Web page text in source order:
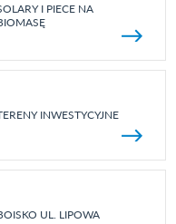
I PIECE NA
INWESTYCYJNE
UL. LIPOWA